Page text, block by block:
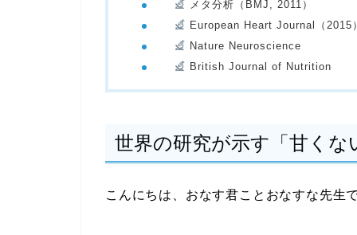
メタ分析（BMJ, 2011）
European Heart Journal（2015
Nature Neuroscience
British Journal of Nutrition
世界の研究が示す「甘く
こんにちは、おなす君ことおなすな先生